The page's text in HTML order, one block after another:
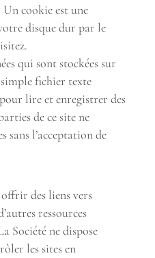
Un cookie est une
disque dur par le
qui sont stockées sur
fichier texte
lire et enregistrer des
de ce site ne
sans l’acceptation de
des liens vers
ressources
Société ne dispose
les sites en